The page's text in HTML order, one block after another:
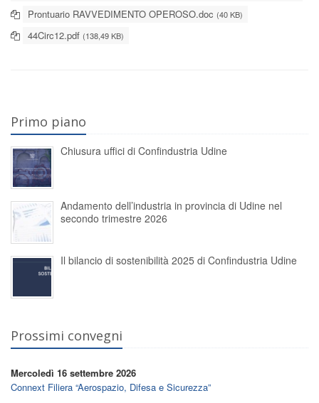
Prontuario RAVVEDIMENTO OPEROSO.doc (40 KB)
44Circ12.pdf (138,49 KB)
Primo piano
Chiusura uffici di Confindustria Udine
Andamento dell’industria in provincia di Udine nel
secondo trimestre 2026
Il bilancio di sostenibilità 2025 di Confindustria Udine
Prossimi convegni
Mercoledì 16 settembre 2026
Connext Filiera “Aerospazio, Difesa e Sicurezza”